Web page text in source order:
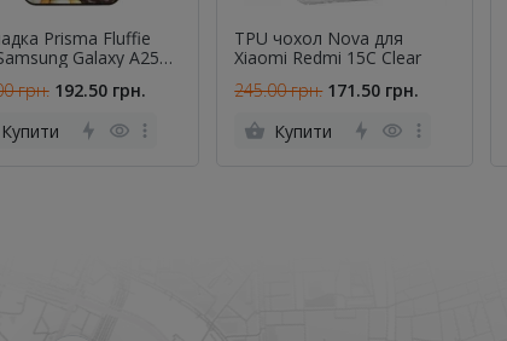
Prisma Fluffie
Galaxy A25
грн. 192.50 грн.
Купити
TPU чохол Nova для
Xiaomi Redmi 15C Clear
245.00 грн. 171.50 грн.
Купити